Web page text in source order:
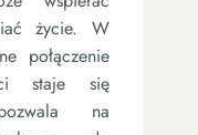
życie. W
połączenie
staje się
na